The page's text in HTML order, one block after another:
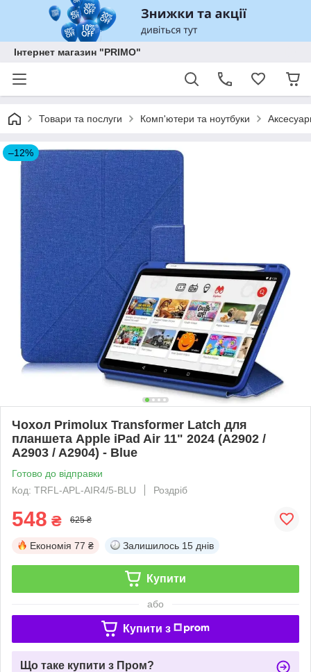
Інтернет магазин "PRIMO"
Товари та послуги Комп'ютери та ноутбуки
–12%
Чохол Primolux Transformer Latch для
планшета Apple iPad Air 11" 2024 (A2902 /
A2903 / A2904) - Blue
Готово до відправки
Код: TRFL-APL-AIR4/5-BLU
Роздріб
548 ₴ 625 ₴
Економія 77 ₴ Залишилось 15 днів
Купити
або
Купити з
Що таке купити з Пром?